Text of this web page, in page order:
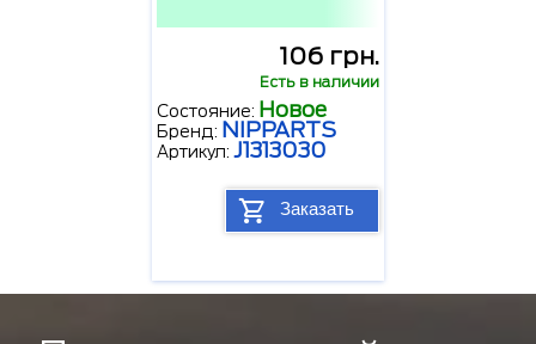
106 грн.
Есть в наличии
Состояние: Новое
Бренд: NIPPARTS
Артикул: J1313030
Заказать